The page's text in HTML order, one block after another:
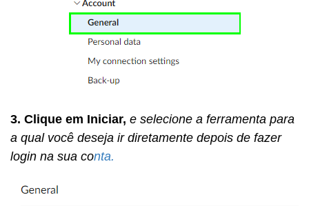
3. Clique em Iniciar, e selecione a ferramenta para
a qual você deseja ir diretamente depois de fazer
login na sua conta.